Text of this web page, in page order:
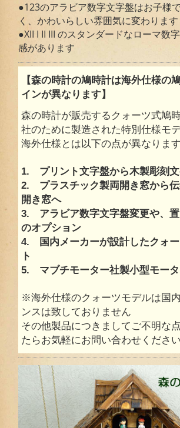
●123のアラビア数字文字盤はお子様
く、かわいらしい雰囲気に変わります
●XII I II III のスタンダードなローマ数
感があります
【森の時計の鳩時計は海外仕様の
インが異なります】
森の時計が販売するクォーツ式鳩
社のために製造された特別仕様モ
海外仕様とは以下の点が異なります
1. プリント文字盤から木製彫刻
2. プラスチック製両開き窓から
開き窓へ
3. アラビア数字文字盤変更や、
のオプション
4. 国内メーカーが設計したクォ
ト
5. マブチモーター社製小型モー
※海外仕様のクォーツモデルは国
ンスは致しておりません
その他製品につきましてご不明な
たらお気軽にお問い合わせください